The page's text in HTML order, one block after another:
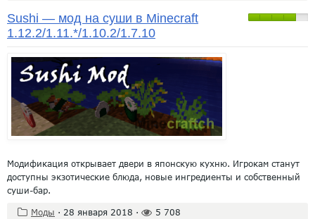
Sushi — мод на суши в Minecraft
1.12.2/1.11.*/1.10.2/1.7.10
Модификация открывает двери в японскую кухню. Игрокам станут
доступны экзотические блюда, новые ингредиенты и собственный
суши-бар.
Моды · 28 января 2018 · 5 708